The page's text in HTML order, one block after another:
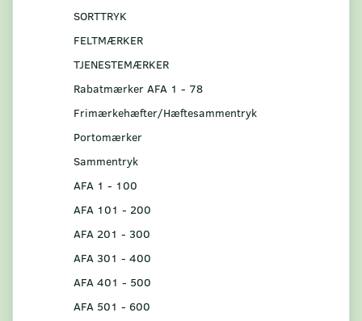
SORTTRYK
FELTMÆRKER
TJENESTEMÆRKER
Rabatmærker AFA 1 - 78
Frimærkehæfter/Hæftesammentryk
Portomærker
Sammentryk
AFA 1 - 100
AFA 101 - 200
AFA 201 - 300
AFA 301 - 400
AFA 401 - 500
AFA 501 - 600